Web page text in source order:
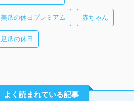
美爪の休日プレミアム 赤ちゃん
足爪の休日
よく読まれている記事